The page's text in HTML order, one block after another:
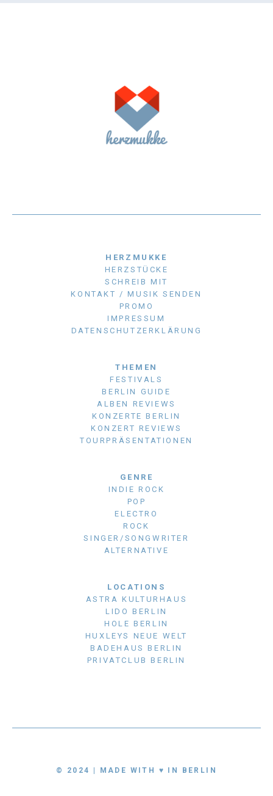
HERZMUKKE
HERZSTÜCKE
SCHREIB MIT
KONTAKT / MUSIK SENDEN
PROMO
IMPRESSUM
DATENSCHUTZERKLÄRUNG
THEMEN
FESTIVALS
BERLIN GUIDE
ALBEN REVIEWS
KONZERTE BERLIN
KONZERT REVIEWS
TOURPRÄSENTATIONEN
GENRE
INDIE ROCK
POP
ELECTRO
ROCK
SINGER/SONGWRITER
ALTERNATIVE
LOCATIONS
ASTRA KULTURHAUS
LIDO BERLIN
HOLE BERLIN
HUXLEYS NEUE WELT
BADEHAUS BERLIN
PRIVATCLUB BERLIN
© 2024 | MADE WITH ♥ IN BERLIN